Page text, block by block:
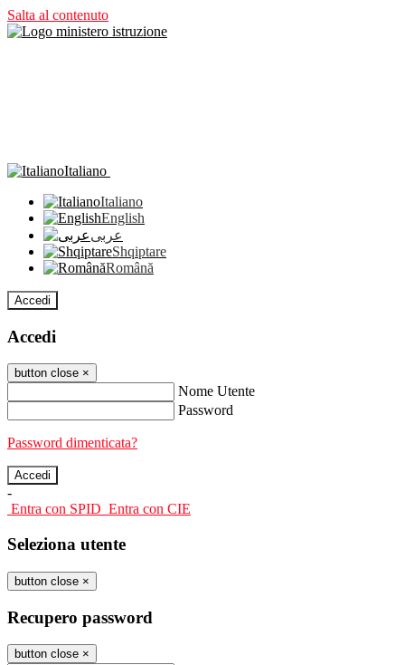
Salta al contenuto
Italiano
Italiano
English
عربى
Shqiptare
Română
Accedi
Accedi
button close ×
Nome Utente
Password
Password dimenticata?
-
Entra con SPID Entra con CIE
Seleziona utente
button close ×
Recupero password
button close ×